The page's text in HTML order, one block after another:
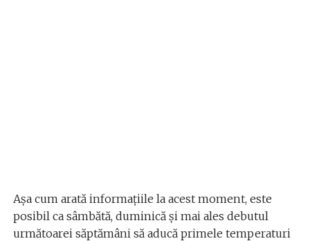
Așa cum arată informațiile la acest moment, este
posibil ca sâmbătă, duminică și mai ales debutul
următoarei săptămâni să aducă primele temperaturi